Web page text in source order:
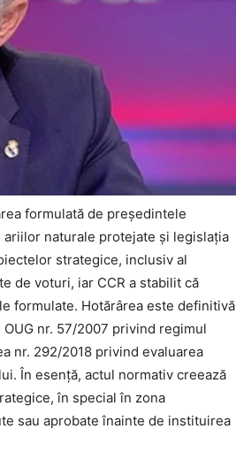
formulată de președintele
naturale protejate și legislația
strategice, inclusiv al
de voturi, iar CCR a stabilit că
formulate. Hotărârea este definitivă
nr. 57/2007 privind regimul
nr. 292/2018 privind evaluarea
În esență, actul normativ creează
în special în zona
sau aprobate înainte de instituirea